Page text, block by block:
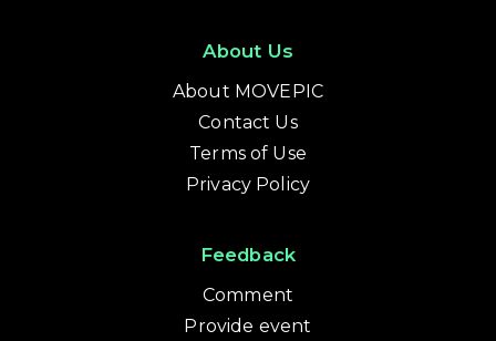
About Us
About MOVEPIC
Contact Us
Terms of Use
Privacy Policy
Feedback
Comment
Provide event